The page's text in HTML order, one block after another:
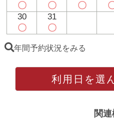
〇 〇 〇
30
〇
31
〇
年間予約状況をみる
利用日を選
関